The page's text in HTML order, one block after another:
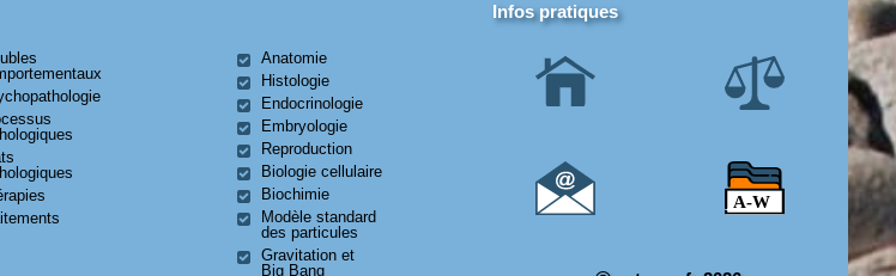
Anatomie
Histologie
Endocrinologie
Embryologie
Reproduction
Biologie cellulaire
Biochimie
Modèle standard
des particules
Gravitation et
Big Bang
Infos pratiques